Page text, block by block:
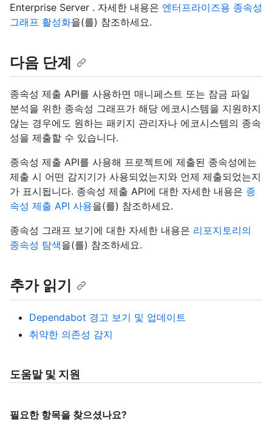
Enterprise Server . 자세한 내용은 엔터프라이즈용 종속성
그래프 활성화을(를) 참조하세요.
다음 단계
종속성 제출 API를 사용하면 매니페스트 또는 잠금 파일
분석을 위한 종속성 그래프가 해당 에코시스템을 지원하지
않는 경우에도 원하는 패키지 관리자나 에코시스템의 종속
성을 제출할 수 있습니다.
종속성 제출 API를 사용해 프로젝트에 제출된 종속성에는
제출 시 어떤 감지기가 사용되었는지와 언제 제출되었는지
가 표시됩니다. 종속성 제출 API에 대한 자세한 내용은 종
속성 제출 API 사용을(를) 참조하세요.
종속성 그래프 보기에 대한 자세한 내용은 리포지토리의
종속성 탐색을(를) 참조하세요.
추가 읽기
Dependabot 경고 보기 및 업데이트
취약한 의존성 감지
도움말 및 지원
필요한 항목을 찾으셨나요?